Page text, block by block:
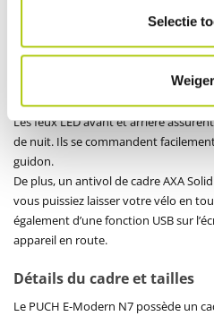
Selectie
La sécurité est un aspect essentiel
équipé de freins à disque
fiables quelles que soient les
Les feux LED avant et arrière
de nuit. Ils se commandent
guidon.
De plus, un antivol de cadre AXA
vous puissiez laisser votre vélo en
également d’une fonction USB sur
appareil en route.
Détails du cadre et tailles
Le PUCH E-Modern N7 possède un